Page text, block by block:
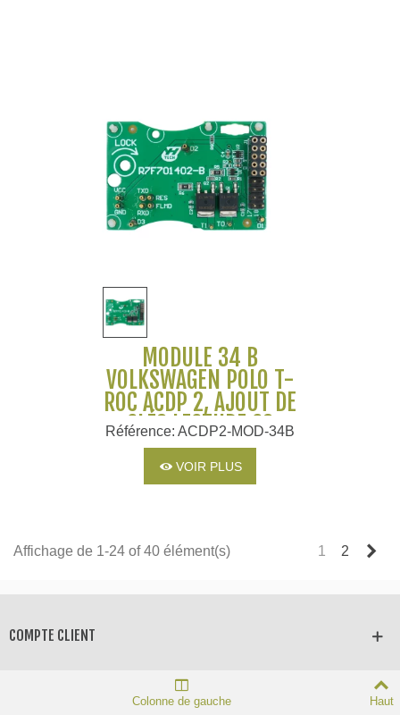
MODULE 34 B
VOLKSWAGEN POLO T-
ROC ACDP 2, AJOUT DE
CLÉS LECTURE CS
COMPTEUR YANHUA
Référence: ACDP2-MOD-34B
VOIR PLUS
Affichage de 1-24 of 40 élément(s) 1 2
COMPTE CLIENT
Colonne de gauche Haut